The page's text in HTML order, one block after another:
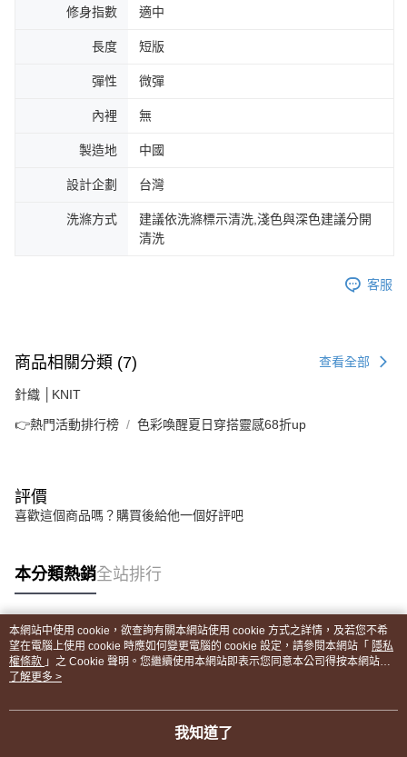
修身指數 適中
長度 短版
彈性 微彈
內裡 無
製造地 中國
設計企劃 台灣
洗滌方式
建議依洗滌標示清洗,淺色與深色建議分開
清洗
客服
商品相關分類 (7) 查看全部
針織 │KNIT
👉熱門活動排行榜 色彩喚醒夏日穿搭靈感68折up
評價
喜歡這個商品嗎？購買後給他一個好評吧
本分類熱銷全站排行
熱門標籤
本網站中使用 cookie，欲查詢有關本網站使用 cookie 方式之詳情，及若您不希
望在電腦上使用 cookie 時應如何變更電腦的 cookie 設定，請參閱本網站「 隱私
權條款 」之 Cookie 聲明。您繼續使用本網站即表示您同意本公司得按本網站使
用條款之 Cookie 聲明使用 cookie。
了解更多 >
我知道了